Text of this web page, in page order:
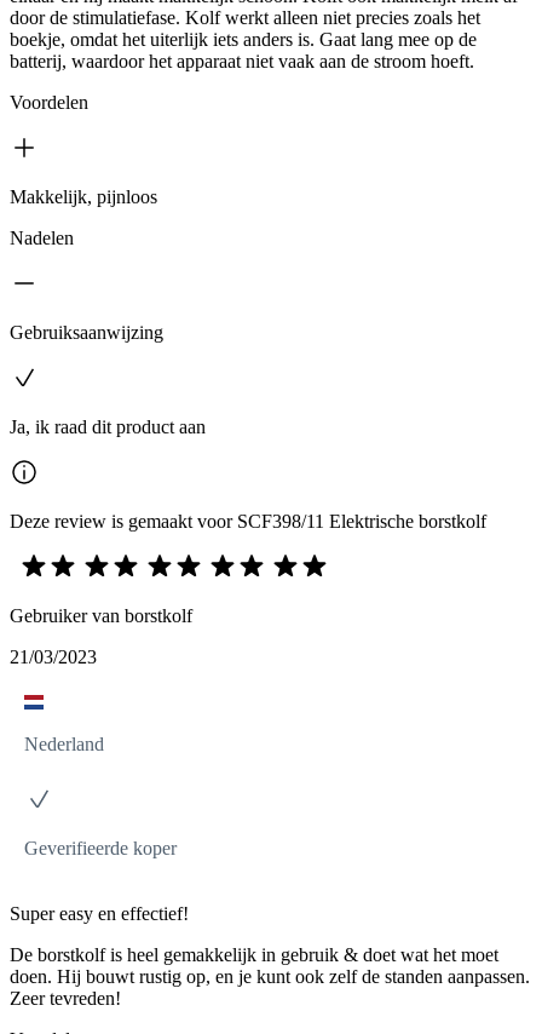
door de stimulatiefase. Kolf werkt alleen niet precies zoals het
boekje, omdat het uiterlijk iets anders is. Gaat lang mee op de
batterij, waardoor het apparaat niet vaak aan de stroom hoeft.
Voordelen
Makkelijk, pijnloos
Nadelen
Gebruiksaanwijzing
Ja, ik raad dit product aan
Deze review is gemaakt voor SCF398/11 Elektrische borstkolf
Gebruiker van borstkolf
21/03/2023
Nederland
Geverifieerde koper
Super easy en effectief!
De borstkolf is heel gemakkelijk in gebruik & doet wat het moet
doen. Hij bouwt rustig op, en je kunt ook zelf de standen aanpassen.
Zeer tevreden!